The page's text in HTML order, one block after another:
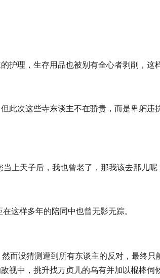
护理，生存用品也被别有全心者剥削，这
此次这些寺东谈主不在骄贵，而是卑躬违
上天子后，我也曾老了，那我该去那儿呢
这样多年的陪同中也曾无影无踪。
而没猜测遭到所有东谈主的反对，最终只
视中，挑升找万贞儿的乌有并加以棍棒伺